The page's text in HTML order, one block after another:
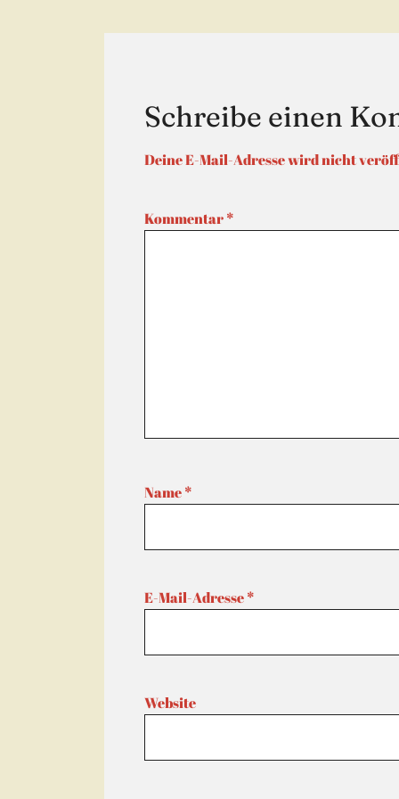
Schreibe einen
Deine E-Mail-Adresse wird nicht
Kommentar*
Name*
E-Mail-Adresse*
Website